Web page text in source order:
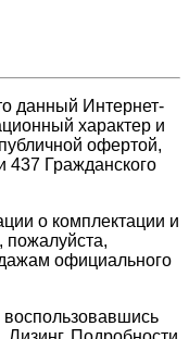
данный Интернет-
характер и
офертой,
Гражданского
о комплектации и
пожалуйста,
официального